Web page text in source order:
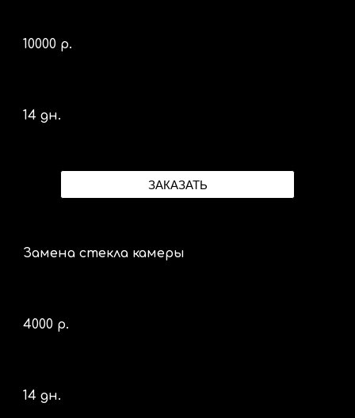
10000 р.
14 дн.
ЗАКАЗАТЬ
Замена стекла камеры
4000 р.
14 дн.